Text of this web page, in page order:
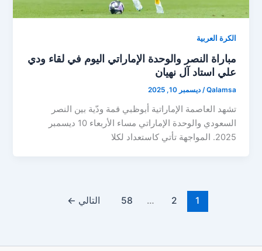
الكرة العربية
مباراة النصر والوحدة الإماراتي اليوم في لقاء ودي
علي استاد آل نهيان
Qalamsa
/ديسمبر 10, 2025
تشهد العاصمة الإماراتية أبوظبي قمة ودّية بين النصر
السعودي والوحدة الإماراتي مساء الأربعاء 10 ديسمبر
2025. المواجهة تأتي كاستعداد لكلا
1
2
…
58 التالي ←